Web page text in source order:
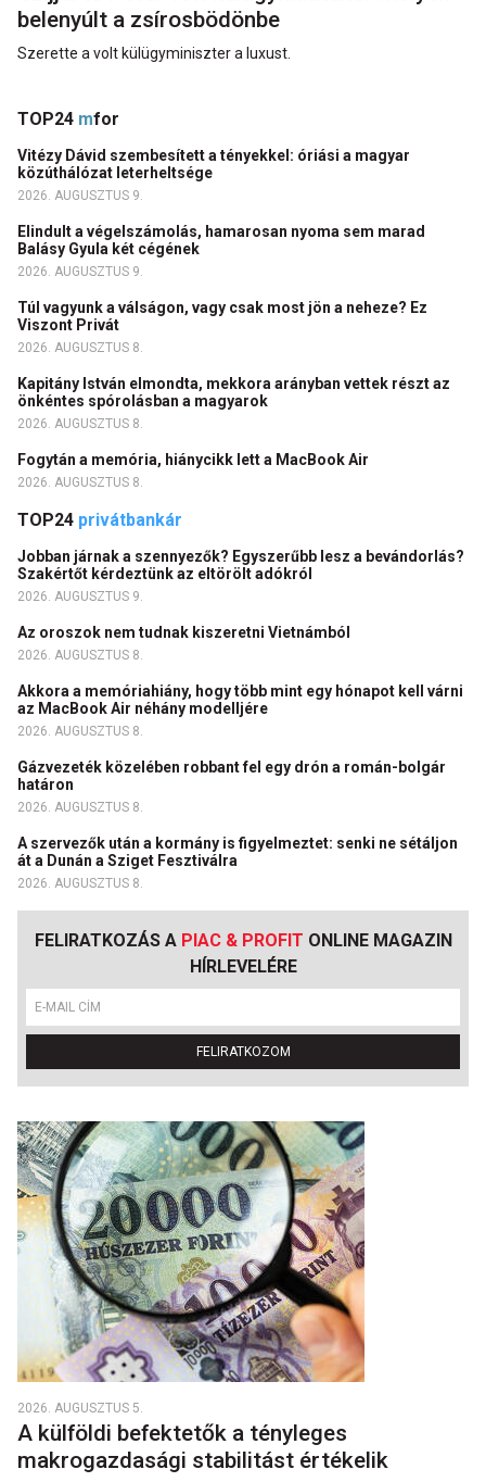
belenyúlt a zsírosbödönbe
Szerette a volt külügyminiszter a luxust.
TOP24 mfor
Vitézy Dávid szembesített a tényekkel: óriási a magyar
közúthálózat leterheltsége
2026. AUGUSZTUS 9.
Elindult a végelszámolás, hamarosan nyoma sem marad
Balásy Gyula két cégének
2026. AUGUSZTUS 9.
Túl vagyunk a válságon, vagy csak most jön a neheze? Ez
Viszont Privát
2026. AUGUSZTUS 8.
Kapitány István elmondta, mekkora arányban vettek részt az
önkéntes spórolásban a magyarok
2026. AUGUSZTUS 8.
Fogytán a memória, hiánycikk lett a MacBook Air
2026. AUGUSZTUS 8.
TOP24 privátbankár
Jobban járnak a szennyezők? Egyszerűbb lesz a bevándorlás?
Szakértőt kérdeztünk az eltörölt adókról
2026. AUGUSZTUS 9.
Az oroszok nem tudnak kiszeretni Vietnámból
2026. AUGUSZTUS 8.
Akkora a memóriahiány, hogy több mint egy hónapot kell várni
az MacBook Air néhány modelljére
2026. AUGUSZTUS 8.
Gázvezeték közelében robbant fel egy drón a román-bolgár
határon
2026. AUGUSZTUS 8.
A szervezők után a kormány is figyelmeztet: senki ne sétáljon
át a Dunán a Sziget Fesztiválra
2026. AUGUSZTUS 8.
FELIRATKOZÁS A PIAC & PROFIT ONLINE MAGAZIN
HÍRLEVELÉRE
FELIRATKOZOM
2026. AUGUSZTUS 5.
A külföldi befektetők a tényleges
makrogazdasági stabilitást értékelik